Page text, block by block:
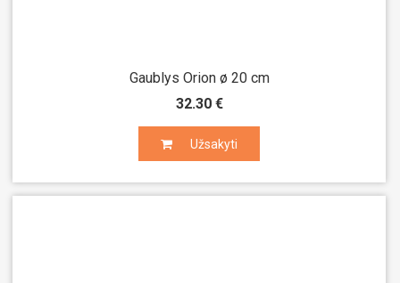
Gaublys Orion ø 20 cm
32.30 €
Užsakyti
Užsakyti